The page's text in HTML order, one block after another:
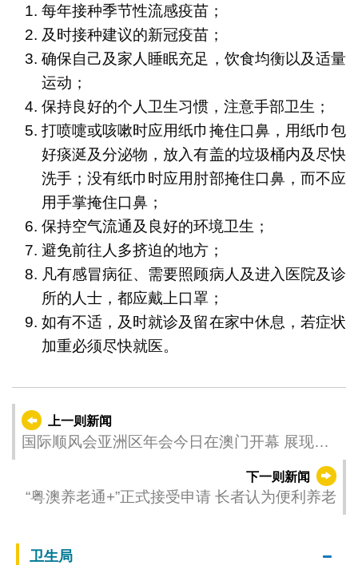
每年接种季节性流感疫苗；
及时接种建议的新冠疫苗；
确保自己及家人睡眠充足，饮食均衡以及适量
运动；
保持良好的个人卫生习惯，注意手部卫生；
打喷嚏或咳嗽时应用纸巾掩住口鼻，用纸巾包
好痰涎及分泌物，放入有盖的垃圾桶内及尽快
洗手；没有纸巾时应用肘部掩住口鼻，而不应
用手掌掩住口鼻；
保持空气流通及良好的环境卫生；
避免前往人多挤迫的地方；
凡有感冒病征、需要照顾病人及进入医院及诊
所的人士，都应戴上口罩；
如有不适，及时就诊及留在家中休息，若症状
加重必须尽快就医。
上一则新闻
国际顺风会亚洲区年会今日在澳门开幕 展现国
下一则新闻
“粤澳养老通+”正式接受申请 长者认为便利养老
卫生局